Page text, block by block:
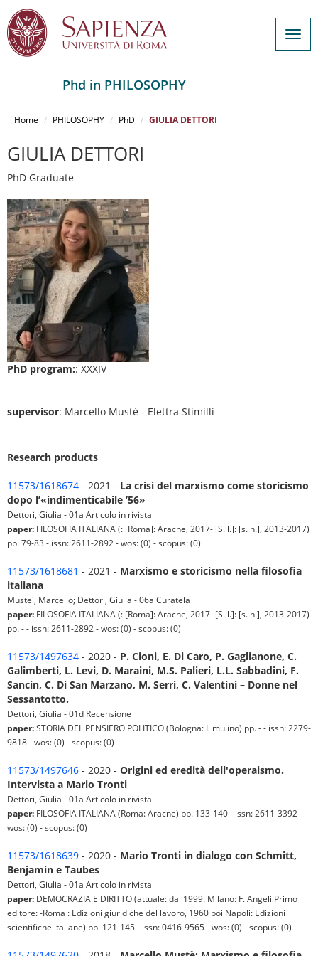
principale
Phd in PHILOSOPHY
Home PHILOSOPHY PhD GIULIA DETTORI
GIULIA DETTORI
PhD Graduate
PhD program:: XXXIV
supervisor: Marcello Mustè - Elettra Stimilli
Research products
11573/1618674 - 2021 - La crisi del marxismo come storicismo
dopo l’«indimenticabile ’56»
Dettori, Giulia - 01a Articolo in rivista
paper: FILOSOFIA ITALIANA (: [Roma]: Aracne, 2017- [S. l.]: [s. n.], 2013-2017)
pp. 79-83 - issn: 2611-2892 - wos: (0) - scopus: (0)
11573/1618681 - 2021 - Marxismo e storicismo nella filosofia
italiana
Muste', Marcello; Dettori, Giulia - 06a Curatela
paper: FILOSOFIA ITALIANA (: [Roma]: Aracne, 2017- [S. l.]: [s. n.], 2013-2017)
pp. - - issn: 2611-2892 - wos: (0) - scopus: (0)
11573/1497634 - 2020 - P. Cioni, E. Di Caro, P. Gaglianone, C.
Galimberti, L. Levi, D. Maraini, M.S. Palieri, L.L. Sabbadini, F.
Sancin, C. Di San Marzano, M. Serri, C. Valentini – Donne nel
Sessantotto.
Dettori, Giulia - 01d Recensione
paper:STORIA DEL PENSIERO POLITICO (Bologna: Il mulino) pp. - - issn: 2279-
9818 - wos: (0) - scopus: (0)
11573/1497646 - 2020 - Origini ed eredità dell'operaismo.
Intervista a Mario Tronti
Dettori, Giulia - 01a Articolo in rivista
paper: FILOSOFIA ITALIANA (Roma: Aracne) pp. 133-140 - issn: 2611-3392 -
wos: (0) - scopus: (0)
11573/1618639 - 2020 - Mario Tronti in dialogo con Schmitt,
Benjamin e Taubes
Dettori, Giulia - 01a Articolo in rivista
paper: DEMOCRAZIA E DIRITTO (attuale: dal 1999: Milano: F. Angeli Primo
editore: -Roma : Edizioni giuridiche del lavoro, 1960 poi Napoli: Edizioni
scientifiche italiane) pp. 121-145 - issn: 0416-9565 - wos: (0) - scopus: (0)